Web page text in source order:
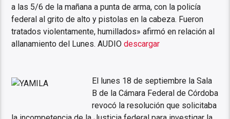
a las 5/6 de la mañana a punta de arma, con la policía
federal al grito de alto y pistolas en la cabeza. Fueron
tratados violentamente, humillados» afirmó en relación al
allanamiento del Lunes. AUDIOdescargar
El lunes 18 de septiembre la Sala
B de la Cámara Federal de Córdoba
revocó la resolución que solicitaba